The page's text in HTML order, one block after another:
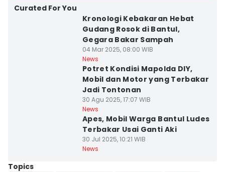
Curated For You
Kronologi Kebakaran Hebat
Gudang Rosok di Bantul,
Gegara Bakar Sampah
04 Mar 2025, 08:00 WIB
News
Potret Kondisi Mapolda DIY,
Mobil dan Motor yang Terbakar
Jadi Tontonan
30 Agu 2025, 17:07 WIB
News
Apes, Mobil Warga Bantul Ludes
Terbakar Usai Ganti Aki
30 Jul 2025, 10:21 WIB
News
Topics